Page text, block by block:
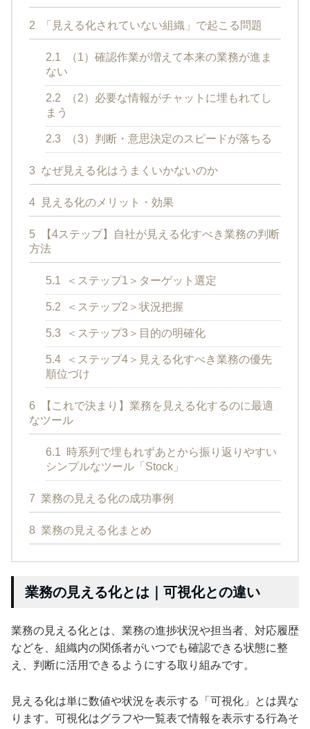
2 「見える化されていない組織」で起こる問題
2.1
（1）確認作業が増えて本来の業務が進ま
ない
2.2
（2）必要な情報がチャットに埋もれてし
まう
2.3 （3）判断・意思決定のスピードが落ちる
3 なぜ見える化はうまくいかないのか
4 見える化のメリット・効果
5
【4ステップ】自社が見える化すべき業務の判断
方法
5.1 ＜ステップ1＞ターゲット選定
5.2 ＜ステップ2＞状況把握
5.3 ＜ステップ3＞目的の明確化
5.4
＜ステップ4＞見える化すべき業務の優先
順位づけ
6
【これで決まり】業務を見える化するのに最適
なツール
6.1 時系列で埋もれずあとから振り返りやすい
シンプルなツール「Stock」
7 業務の見える化の成功事例
8 業務の見える化まとめ
業務の見える化とは｜可視化との違い
業務の見える化とは、業務の進捗状況や担当者、対応履歴
などを、組織内の関係者がいつでも確認できる状態に整
え、判断に活用できるようにする取り組みです。
見える化は単に数値や状況を表示する「可視化」とは異な
ります。可視化はグラフや一覧表で情報を表示する行為そ